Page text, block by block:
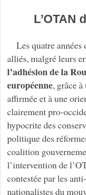
L’OTAN
Les quatre années
alliés, malgré leurs
l’adhésion de la
européenne, grâce
affirmée et à une
clairement pro-
hypocrite des
politique des
coalition
l’intervention de
contestée par les
nationalistes du